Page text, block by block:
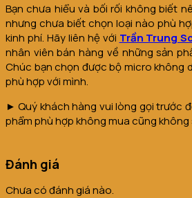
Bạn chưa hiểu và bối rối không biết
nhưng chưa biết chọn loại nào phù
kinh phí. Hãy liên hệ với Trần Trung
nhân viên bán hàng về những sản
Chúc bạn chọn được bộ micro không
phù hợp với mình.
► Quý khách hàng vui lòng gọi trước
phẩm phù hợp không mua cũng không
Đánh giá
Chưa có đánh giá nào.